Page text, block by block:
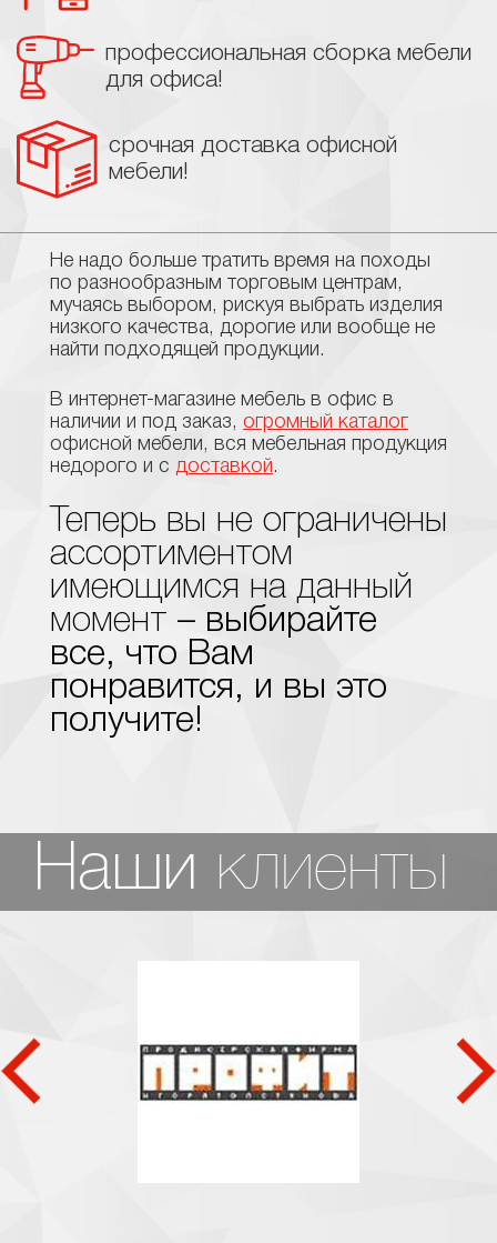
профессиональная сборка мебели
для офиса!
срочная доставка офисной
мебели!
Не надо больше тратить время на походы
по разнообразным торговым центрам,
мучаясь выбором, рискуя выбрать изделия
низкого качества, дорогие или вообще не
найти подходящей продукции.
В интернет-магазине мебель в офис в
наличии и под заказ, огромный каталог
офисной мебели, вся мебельная продукция
недорого и с доставкой.
Теперь вы не ограничены
ассортиментом
имеющимся на данный
момент – выбирайте
все, что Вам
понравится, и вы это
получите!
Наши клиенты